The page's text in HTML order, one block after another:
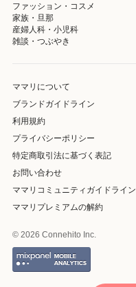
ファッション・コスメ
家族・旦那
産婦人科・小児科
雑談・つぶやき
ママリについて
ブランドガイドライン
利用規約
プライバシーポリシー
特定商取引法に基づく表記
お問い合わせ
ママリコミュニティガイドライン
ママリプレミアムの解約
© 2026 Connehito Inc.